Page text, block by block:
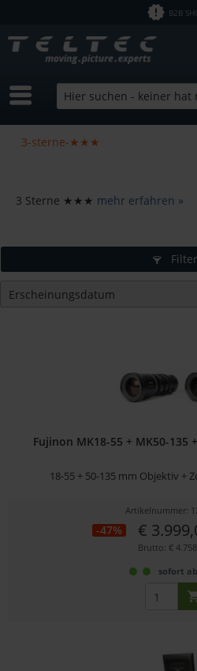
B2B
3-sterne-★★★
3 Sterne ★★★ mehr erfahren »
Fujinon MK18-55 + MK50-135
18-55 + 50-135 mm Objektiv +
Artikelnummer:
-47% €
Brutto: €
sofort